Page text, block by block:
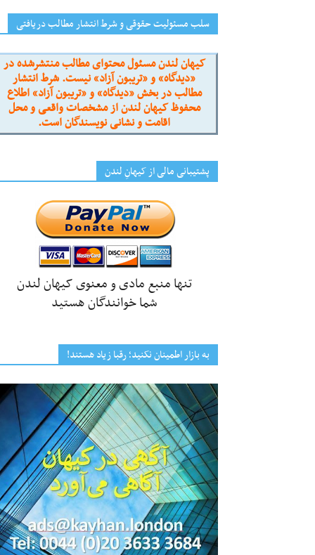
سلب مسئولیت حقوقی و شرط انتشار مطالب دریافتی
کیهان لندن مسئول محتوای مطالب منتشرشده در
«دیدگاه» و «تریبون آزاد» نیست. شرط انتشار
مطالب در بخش «دیدگاه» و «تریبون آزاد» اطلاع
محفوظ کیهان لندن از مشخصات واقعی و محل
اقامت و نشانی نویسندگان است.
پشتیبانی مالی از کیهانِ لندن
تنها منبع مادی و معنوی کیهان لندن
شما خوانندگان هستید
به بازار اطمینان نکنید؛ رقبا زیاد هستند!